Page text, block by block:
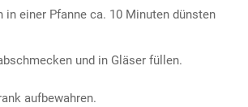
in einer Pfanne ca. 10 Minuten dünsten
und in Gläser füllen.
aufbewahren.